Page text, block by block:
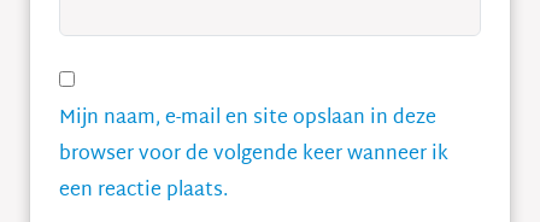
Mijn naam, e-mail en site opslaan in deze
browser voor de volgende keer wanneer ik
een reactie plaats.